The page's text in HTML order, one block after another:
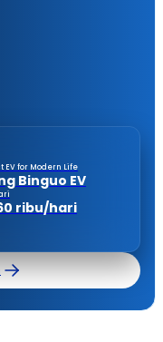
EV for Modern Life
Binguo EV
ribu/hari